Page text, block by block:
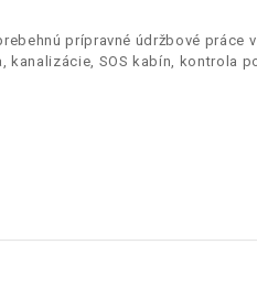
prípravné údržbové práce
kanalizácie, SOS kabín, kontrola